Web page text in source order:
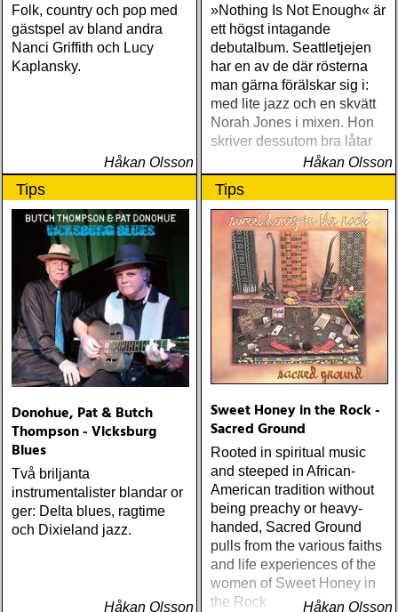
Folk, country och pop med
gästspel av bland andra
Nanci Griffith och Lucy
Kaplansky.
Håkan Olsson
»Nothing Is Not Enough« är
ett högst intagande
debutalbum. Seattletjejen
har en av de där rösterna
man gärna förälskar sig i:
med lite jazz och en skvätt
Norah Jones i mixen. Hon
skriver dessutom bra låtar
Håkan Olsson
Tips
Donohue, Pat & Butch
Thompson - Vicksburg
Blues
Två briljanta
instrumentalister blandar or
ger: Delta blues, ragtime
och Dixieland jazz.
Håkan Olsson
Tips
Sweet Honey in the Rock -
Sacred Ground
Rooted in spiritual music
and steeped in African-
American tradition without
being preachy or heavy-
handed, Sacred Ground
pulls from the various faiths
and life experiences of the
women of Sweet Honey in
the Rock
Håkan Olsson